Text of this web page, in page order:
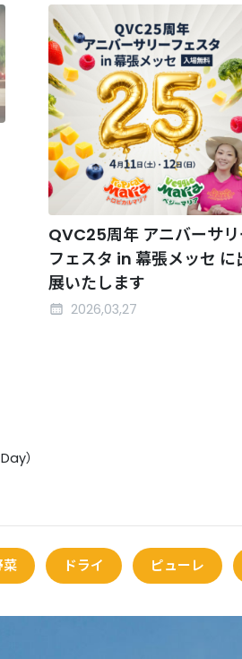
QVC25周年 アニバーサ
フェスタ in 幕張メッセ に
展いたします
2026,03,27
）
菜 ドライ ピューレ